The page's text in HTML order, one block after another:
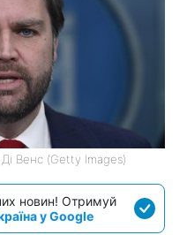
Венс (Getty Images)
новин! Отримуй
у Google